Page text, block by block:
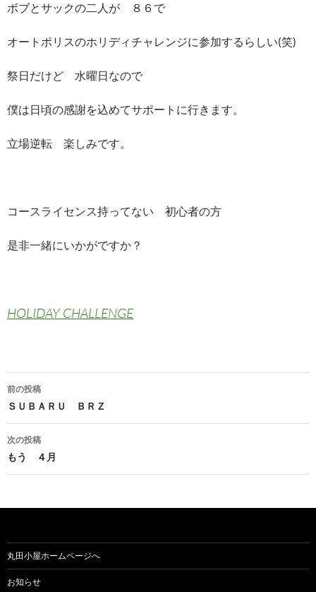
ボブとサックの二人が ８６で
オートポリスのホリディチャレンジに参加するらしい(笑)
祭日だけど 水曜日なので
僕は日頃の感謝を込めてサポートに行きます。
立場逆転 楽しみです。
コースライセンス持ってない 初心者の方
是非一緒にいかがですか？
HOLIDAY CHALLENGE
投
稿
ナ
ゲ
シ
ョ
前の投稿
ＳＵＢＡＲＵ ＢＲＺ
次の投稿
もう ４月
丸田小屋ホームページへ
お知らせ